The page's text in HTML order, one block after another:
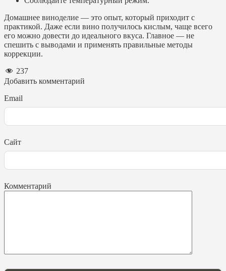
Домашнее виноделие — это опыт, который приходит с
практикой. Даже если вино получилось кислым, чаще всего
его можно довести до идеального вкуса. Главное — не
спешить с выводами и применять правильные методы
коррекции.
237
Добавить комментарий
Email
Сайт
Комментарий